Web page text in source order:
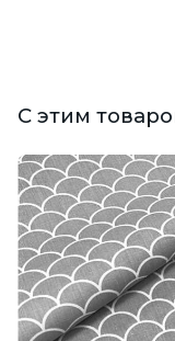
С этим